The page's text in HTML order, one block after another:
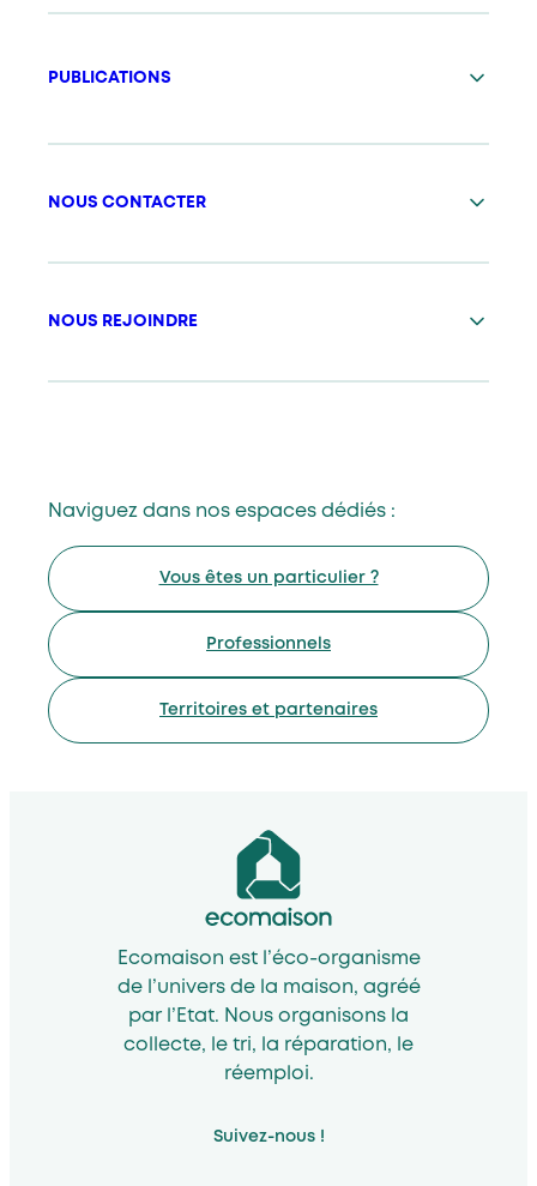
PUBLICATIONS
NOUS CONTACTER
NOUS REJOINDRE
Naviguez dans nos espaces dédiés :
Vous êtes un particulier ?
Professionnels
Territoires et partenaires
Ecomaison est l’éco-organisme
de l’univers de la maison, agréé
par l’Etat. Nous organisons la
collecte, le tri, la réparation, le
réemploi.
Suivez-nous !